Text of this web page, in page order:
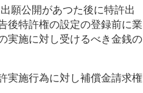
願公開があつた後に特許出
後特許権の設定の登録前に業
実施に対し受けるべき金銭の
実施行為に対し補償金請求権